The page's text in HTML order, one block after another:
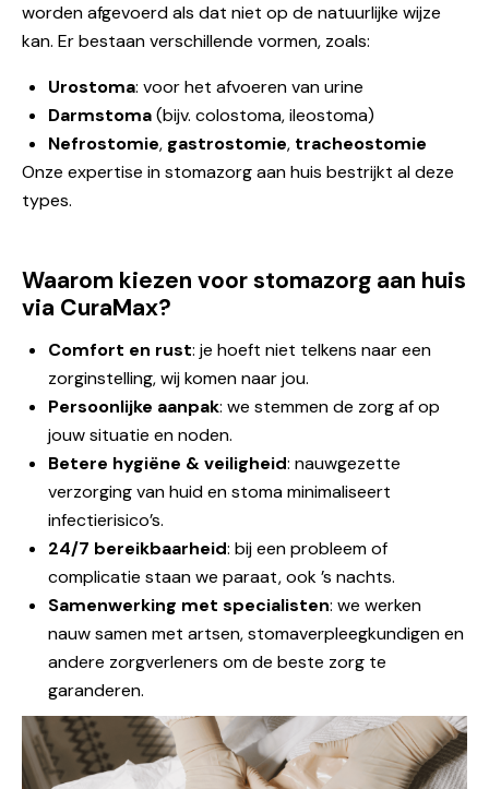
worden afgevoerd als dat niet op de natuurlijke wijze
kan. Er bestaan verschillende vormen, zoals:
Urostoma: voor het afvoeren van urine
Darmstoma(bijv. colostoma, ileostoma)
Nefrostomie, gastrostomie, tracheostomie
Onze expertise in stomazorg aan huis bestrijkt al deze
types.
Waarom kiezen voor stomazorg aan huis
via CuraMax?
Comfort en rust: je hoeft niet telkens naar een
zorginstelling, wij komen naar jou.
Persoonlijke aanpak: we stemmen de zorg af op
jouw situatie en noden.
Betere hygiëne & veiligheid: nauwgezette
verzorging van huid en stoma minimaliseert
infectierisico’s.
24/7 bereikbaarheid: bij een probleem of
complicatie staan we paraat, ook ’s nachts.
Samenwerking met specialisten: we werken
nauw samen met artsen, stomaverpleegkundigen en
andere zorgverleners om de beste zorg te
garanderen.